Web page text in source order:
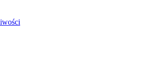
i logowanie do serwisu